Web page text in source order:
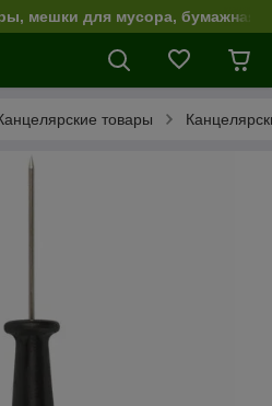
мешки для мусора, бумажная
товары